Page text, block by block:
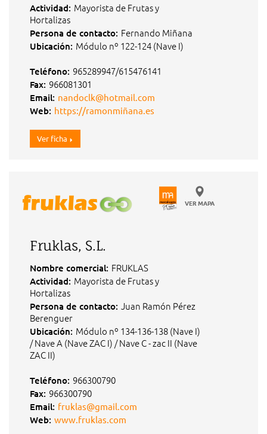
Actividad: Mayorista de Frutas y
Hortalizas
Persona de contacto: Fernando Miñana
Ubicación: Módulo nº 122-124 (Nave I)
Teléfono: 965289947/615476141
Fax: 966081301
Email: nandoclk@hotmail.com
Web: https://ramonmiñana.es
Ver ficha
VER MAPA
Fruklas, S.L.
Nombre comercial: FRUKLAS
Actividad: Mayorista de Frutas y
Hortalizas
Persona de contacto: Juan Ramón Pérez
Berenguer
Ubicación: Módulo nº 134-136-138 (Nave I)
/ Nave A (Nave ZAC I) / Nave C - zac II (Nave
ZAC II)
Teléfono: 966300790
Fax: 966300790
Email: fruklas@gmail.com
Web: www.fruklas.com